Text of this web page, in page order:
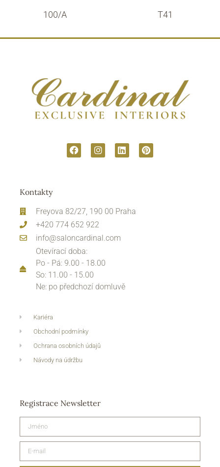
100/A T41
Kontakty
Freyova 82/27, 190 00 Praha
+420 774 652 922
info@saloncardinal.com
Otevírací doba:
Po - Pá: 9.00 - 18.00
So: 11.00 - 15.00
Ne: po předchozí domluvě
Kariéra
Obchodní podmínky
Ochrana osobních údajů
Návody na údržbu
Registrace Newsletter